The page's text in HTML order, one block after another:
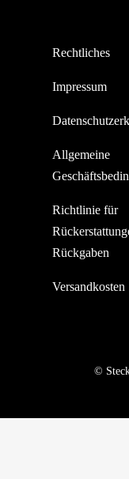
Rechtliches
Impressum
Allgemeine
Richtlinie für
Rückgaben
Versandkosten
©